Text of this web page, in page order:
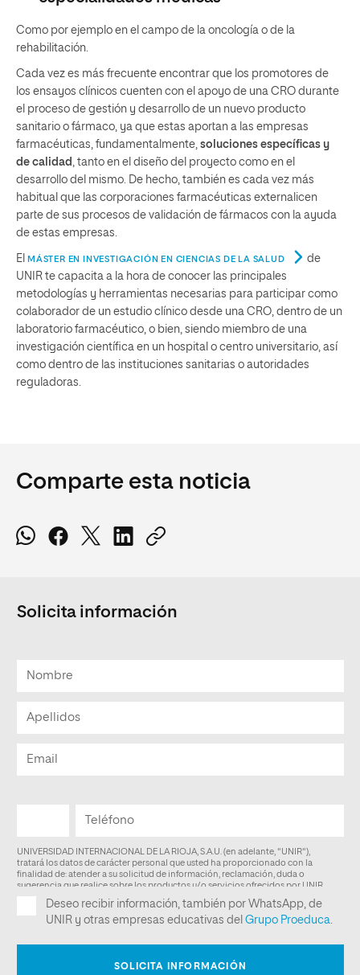
Como por ejemplo en el campo de la oncología o de la
rehabilitación.
Cada vez es más frecuente encontrar que los promotores de
los ensayos clínicos cuenten con el apoyo de una CRO durante
el proceso de gestión y desarrollo de un nuevo producto
sanitario o fármaco, ya que estas aportan a las empresas
farmacéuticas, fundamentalmente, soluciones específicas y
de calidad , tanto en el diseño del proyecto como en el
desarrollo del mismo. De hecho, también es cada vez más
habitual que las corporaciones farmacéuticas externalicen
parte de sus procesos de validación de fármacos con la ayuda
de estas empresas.
El MÁSTER EN INVESTIGACIÓN EN CIENCIAS DE LA SALUD
de
UNIR te capacita a la hora de conocer las principales
metodologías y herramientas necesarias para participar como
colaborador de un estudio clínico desde una CRO, dentro de un
laboratorio farmacéutico, o bien, siendo miembro de una
investigación científica en un hospital o centro universitario, así
como dentro de las instituciones sanitarias o autoridades
reguladoras.
Comparte esta noticia
Solicita información